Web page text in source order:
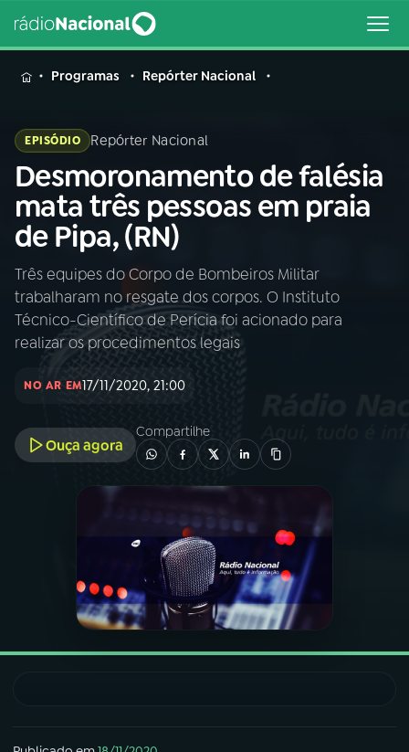
MENU
Buscar
na
Rádio
Nacional
Buscar
AO VIVO
01 INÍCIO
02A RÁDIO
03PROGRAMAÇÃO
VIDEOCASTS
Programas Repórter Nacional
EPISÓDIO Repórter Nacional
Desmoronamento de falésia
mata três pessoas em praia
de Pipa, (RN)
Três equipes do Corpo de Bombeiros Militar
trabalharam no resgate dos corpos. O Instituto
Técnico-Científico de Perícia foi acionado para
realizar os procedimentos legais
NO AR EM17/11/2020, 21:00
Ouça agora
Compartilhe